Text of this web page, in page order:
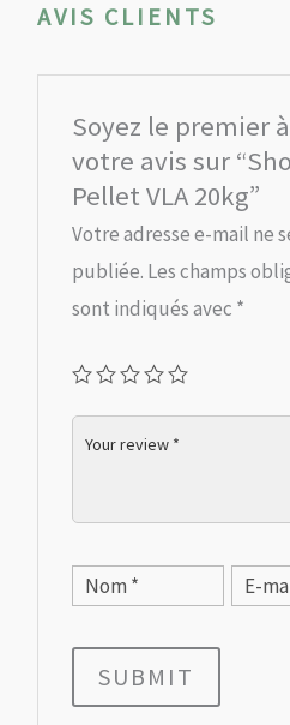
AVIS CLIENTS
Soyez le premier
votre avis sur
Pellet VLA 20kg”
Votre adresse e-mail ne
publiée. Les champs
sont indiqués avec *
SUBMIT